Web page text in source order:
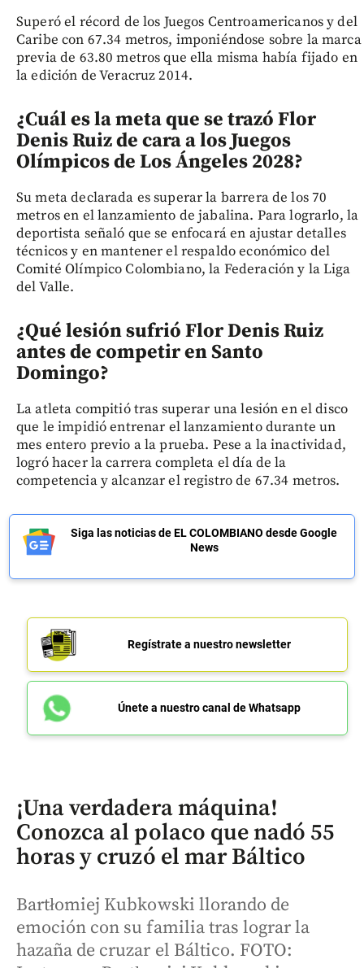
Superó el récord de los Juegos Centroamericanos y del
Caribe con 67.34 metros, imponiéndose sobre la marca
previa de 63.80 metros que ella misma había fijado en
la edición de Veracruz 2014.
¿Cuál es la meta que se trazó Flor
Denis Ruiz de cara a los Juegos
Olímpicos de Los Ángeles 2028?
Su meta declarada es superar la barrera de los 70
metros en el lanzamiento de jabalina. Para lograrlo, la
deportista señaló que se enfocará en ajustar detalles
técnicos y en mantener el respaldo económico del
Comité Olímpico Colombiano, la Federación y la Liga
del Valle.
¿Qué lesión sufrió Flor Denis Ruiz
antes de competir en Santo
Domingo?
La atleta compitió tras superar una lesión en el disco
que le impidió entrenar el lanzamiento durante un
mes entero previo a la prueba. Pese a la inactividad,
logró hacer la carrera completa el día de la
competencia y alcanzar el registro de 67.34 metros.
Siga las noticias de EL COLOMBIANO desde Google
News
Regístrate a nuestro newsletter
Únete a nuestro canal de Whatsapp
¡Una verdadera máquina!
Conozca al polaco que nadó 55
horas y cruzó el mar Báltico
Bartłomiej Kubkowski llorando de
emoción con su familia tras lograr la
hazaña de cruzar el Báltico. FOTO: